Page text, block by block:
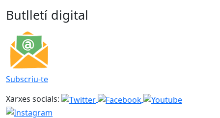
Butlletí digital
Subscriu-te
Xarxes socials: